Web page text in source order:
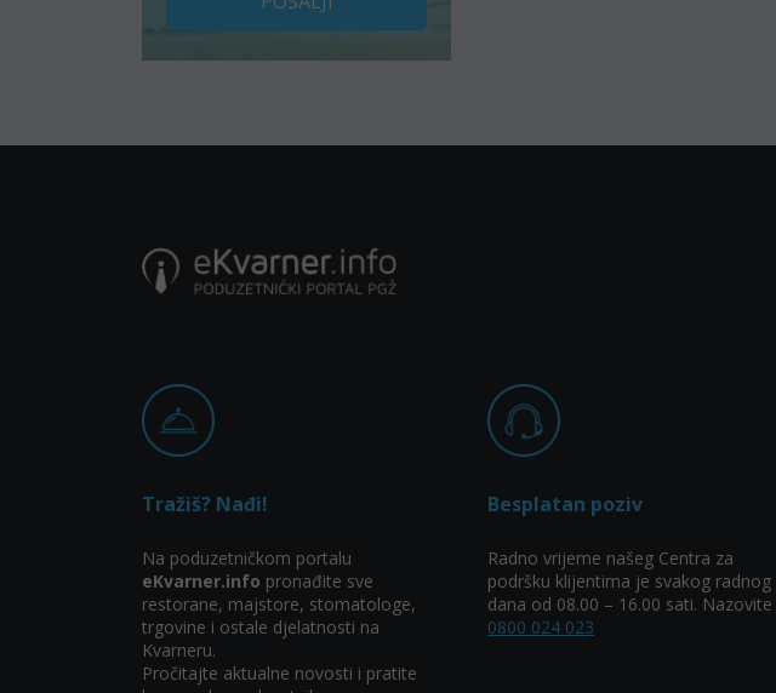
Tražiš? Nađi!
Na poduzetničkom portalu
eKvarner.info pronađite sve
restorane, majstore, stomatologe,
trgovine i ostale djelatnosti na
Kvarneru.
Pročitajte aktualne novosti i pratite
Besplatan poziv
Radno vrijeme našeg Centra za
podršku klijentima je svakog radnog
dana od 08.00 – 16.00 sati. Nazovite
0800 024 023